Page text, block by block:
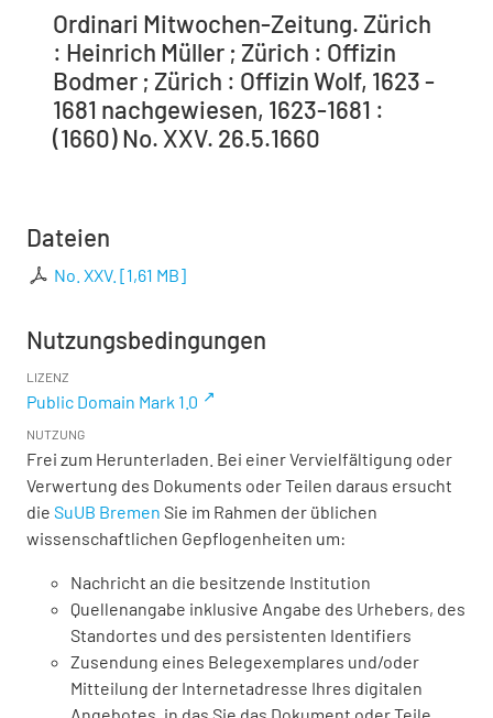
Ordinari Mitwochen-Zeitung. Zürich
: Heinrich Müller ; Zürich : Offizin
Bodmer ; Zürich : Offizin Wolf, 1623 -
1681 nachgewiesen, 1623-1681 :
(1660) No. XXV. 26.5.1660
Dateien
No. XXV. [1,61 MB]
Nutzungsbedingungen
LIZENZ
Public Domain Mark 1.0
NUTZUNG
Frei zum Herunterladen. Bei einer Vervielfältigung oder
Verwertung des Dokuments oder Teilen daraus ersucht
die SuUB Bremen Sie im Rahmen der üblichen
wissenschaftlichen Gepflogenheiten um:
Nachricht an die besitzende Institution
Quellenangabe inklusive Angabe des Urhebers, des
Standortes und des persistenten Identifiers
Zusendung eines Belegexemplares und/oder
Mitteilung der Internetadresse Ihres digitalen